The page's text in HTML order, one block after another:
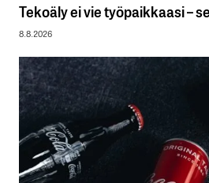
Tekoäly ei vie työpaikkaasi –
8.8.2026